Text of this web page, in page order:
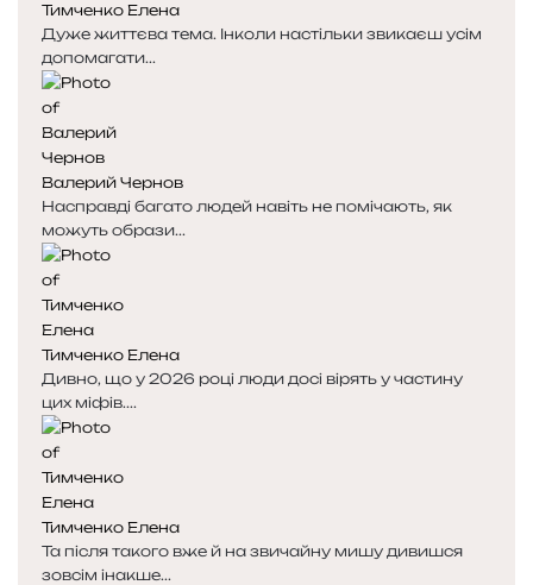
Тимченко Елена
Дуже життєва тема. Інколи настільки звикаєш усім
допомагати...
Валерий Чернов
Насправді багато людей навіть не помічають, як
можуть образи...
Тимченко Елена
Дивно, що у 2026 році люди досі вірять у частину
цих міфів....
Тимченко Елена
Та після такого вже й на звичайну мишу дивишся
зовсім інакше...